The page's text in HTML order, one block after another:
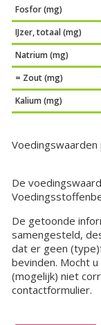
Fosfor (mg)
IJzer, totaal (mg)
Natrium (mg)
= Zout (mg)
Kalium (mg)
De
De getoonde
samengesteld,
dat er geen
bevinden. Mocht
(mogelijk) niet
contactformulier.